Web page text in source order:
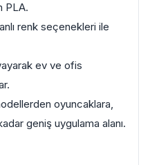
PLA.
renk seçenekleri ile
ev ve ofis
oyuncaklara,
geniş uygulama alanı.